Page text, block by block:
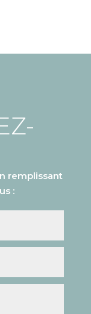
remplissant
: